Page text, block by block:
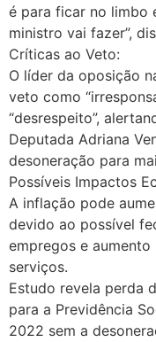
é para ficar no limbo
ministro vai fazer”,
Críticas ao Veto:
O líder da oposição
veto como
“desrespeito”,
Deputada Adriana
desoneração para
Possíveis Impactos
A inflação pode
devido ao possível
empregos e
serviços.
Estudo revela perda
para a Previdência
2022 sem a